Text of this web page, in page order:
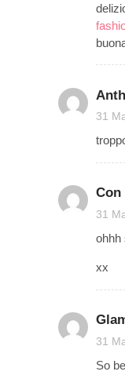
31
Con
31
ohhh
xx
31
So